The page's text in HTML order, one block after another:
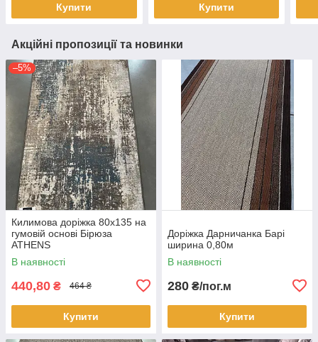
Купити Купити
Акційні пропозиції та новинки
–5%
Килимова доріжка 80х135 на
гумовій основі Бірюза
ATHENS
В наявності
440,80 ₴ 464 ₴
Купити
Доріжка Дарничанка Барі
ширина 0,80м
В наявності
280 ₴/пог.м
Купити